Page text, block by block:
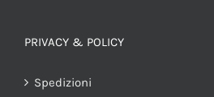
PRIVACY & POLICY
Spedizioni